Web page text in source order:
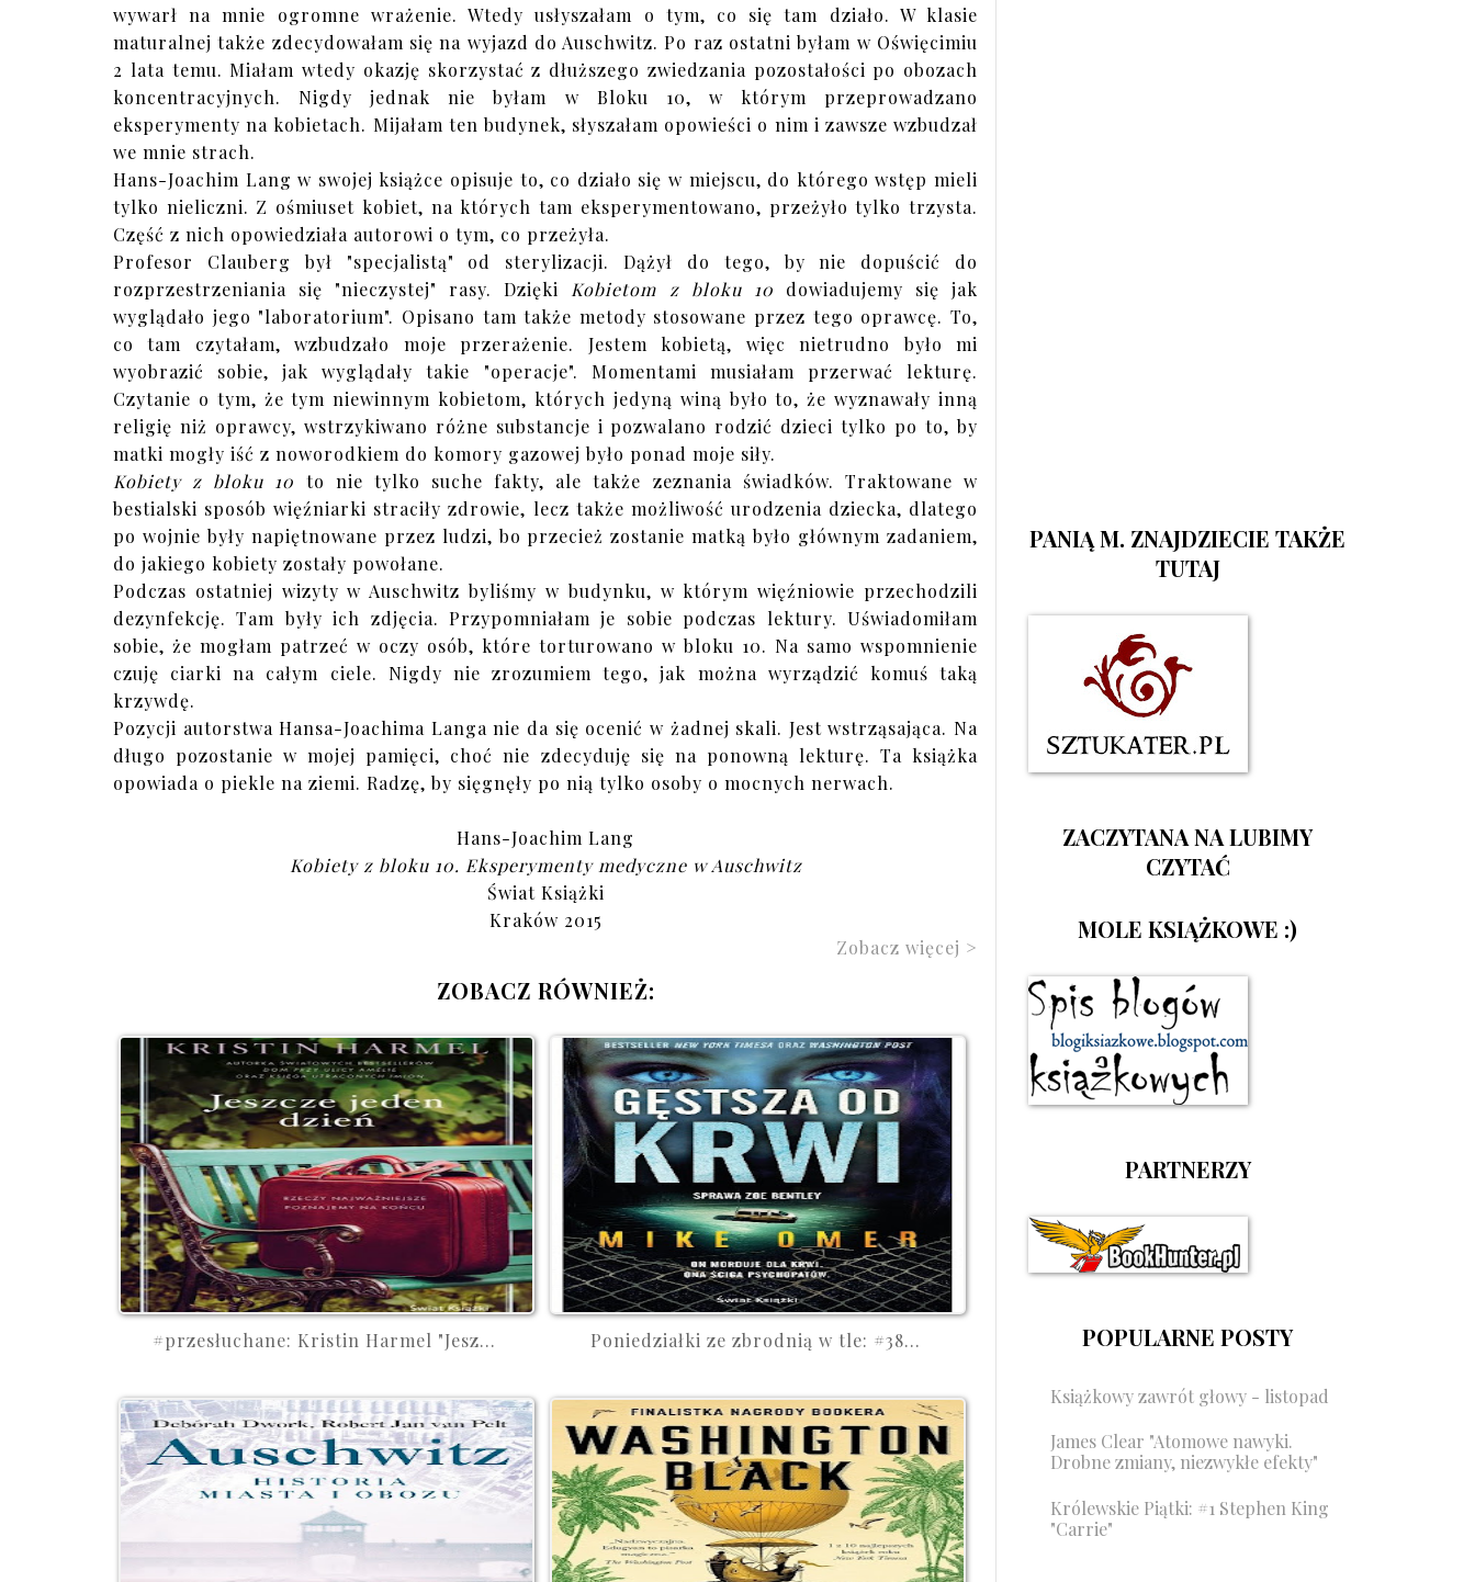
wywarł na mnie ogromne wrażenie. Wtedy usłyszałam o tym, co się tam działo. W klasie
maturalnej także zdecydowałam się na wyjazd do Auschwitz. Po raz ostatni byłam w Oświęcimiu
2 lata temu. Miałam wtedy okazję skorzystać z dłuższego zwiedzania pozostałości po obozach
koncentracyjnych. Nigdy jednak nie byłam w Bloku 10, w którym przeprowadzano
eksperymenty na kobietach. Mijałam ten budynek, słyszałam opowieści o nim i zawsze wzbudzał
we mnie strach.
Hans-Joachim Lang w swojej książce opisuje to, co działo się w miejscu, do którego wstęp mieli
tylko nieliczni. Z ośmiuset kobiet, na których tam eksperymentowano, przeżyło tylko trzysta.
Część z nich opowiedziała autorowi o tym, co przeżyła.
Profesor Clauberg był "specjalistą" od sterylizacji. Dążył do tego, by nie dopuścić do
rozprzestrzeniania się "nieczystej" rasy. Dzięki Kobietom z bloku 10 dowiadujemy się jak
wyglądało jego "laboratorium". Opisano tam także metody stosowane przez tego oprawcę. To,
co tam czytałam, wzbudzało moje przerażenie. Jestem kobietą, więc nietrudno było mi
wyobrazić sobie, jak wyglądały takie "operacje". Momentami musiałam przerwać lekturę.
Czytanie o tym, że tym niewinnym kobietom, których jedyną winą było to, że wyznawały inną
religię niż oprawcy, wstrzykiwano różne substancje i pozwalano rodzić dzieci tylko po to, by
matki mogły iść z noworodkiem do komory gazowej było ponad moje siły.
Kobiety z bloku 10 to nie tylko suche fakty, ale także zeznania świadków. Traktowane w
bestialski sposób więźniarki straciły zdrowie, lecz także możliwość urodzenia dziecka, dlatego
po wojnie były napiętnowane przez ludzi, bo przecież zostanie matką było głównym zadaniem,
do jakiego kobiety zostały powołane.
Podczas ostatniej wizyty w Auschwitz byliśmy w budynku, w którym więźniowie przechodzili
dezynfekcję. Tam były ich zdjęcia. Przypomniałam je sobie podczas lektury. Uświadomiłam
sobie, że mogłam patrzeć w oczy osób, które torturowano w bloku 10. Na samo wspomnienie
czuję ciarki na całym ciele. Nigdy nie zrozumiem tego, jak można wyrządzić komuś taką
krzywdę.
Pozycji autorstwa Hansa-Joachima Langa nie da się ocenić w żadnej skali. Jest wstrząsająca. Na
długo pozostanie w mojej pamięci, choć nie zdecyduję się na ponowną lekturę. Ta książka
opowiada o piekle na ziemi. Radzę, by sięgnęły po nią tylko osoby o mocnych nerwach.
Hans-Joachim Lang
Kobiety z bloku 10. Eksperymenty medyczne w Auschwitz
Świat Książki
Kraków 2015
Zobacz więcej >
ZOBACZ RÓWNIEŻ:
#przesłuchane: Kristin Harmel "Jesz... Poniedziałki ze zbrodnią w tle: #38...
PANIĄ M. ZNAJDZIECIE TAKŻE
TUTAJ
ZACZYTANA NA LUBIMY
CZYTAĆ
MOLE KSIĄŻKOWE :)
PARTNERZY
POPULARNE POSTY
Książkowy zawrót głowy - listopad
James Clear "Atomowe nawyki.
Drobne zmiany, niezwykłe efekty"
Królewskie Piątki: #1 Stephen King
"Carrie"